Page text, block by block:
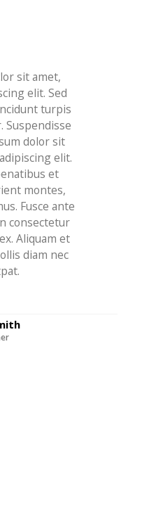
sit amet,
elit. Sed
turpis
dolor sit
elit.
et
montes,
Fusce ante
consectetur
Aliquam et
diam nec